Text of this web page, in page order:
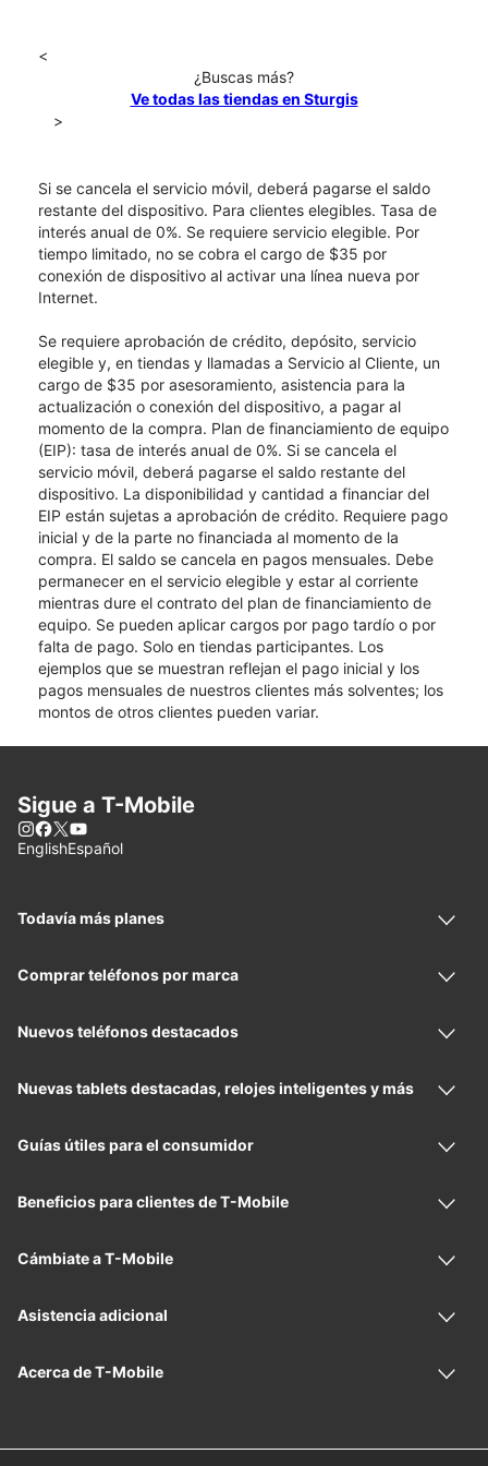
<
¿Buscas más?
Ve todas las tiendas en Sturgis
>
Si se cancela el servicio móvil, deberá pagarse el saldo
restante del dispositivo. Para clientes elegibles. Tasa de
interés anual de 0%. Se requiere servicio elegible. Por
tiempo limitado, no se cobra el cargo de $35 por
conexión de dispositivo al activar una línea nueva por
Internet.
Se requiere aprobación de crédito, depósito, servicio
elegible y, en tiendas y llamadas a Servicio al Cliente, un
cargo de $35 por asesoramiento, asistencia para la
actualización o conexión del dispositivo, a pagar al
momento de la compra. Plan de financiamiento de equipo
(EIP): tasa de interés anual de 0%. Si se cancela el
servicio móvil, deberá pagarse el saldo restante del
dispositivo. La disponibilidad y cantidad a financiar del
EIP están sujetas a aprobación de crédito. Requiere pago
inicial y de la parte no financiada al momento de la
compra. El saldo se cancela en pagos mensuales. Debe
permanecer en el servicio elegible y estar al corriente
mientras dure el contrato del plan de financiamiento de
equipo. Se pueden aplicar cargos por pago tardío o por
falta de pago. Solo en tiendas participantes. Los
ejemplos que se muestran reflejan el pago inicial y los
pagos mensuales de nuestros clientes más solventes; los
montos de otros clientes pueden variar.